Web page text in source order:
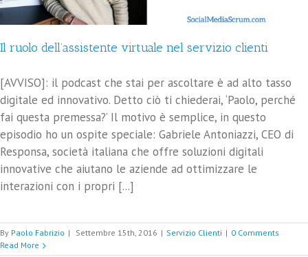
Il ruolo dell’assistente virtuale nel servizio clienti
[AVVISO]: il podcast che stai per ascoltare è ad alto tasso
digitale ed innovativo. Detto ciò ti chiederai, ‘Paolo, perché
fai questa premessa?’ Il motivo è semplice, in questo
episodio ho un ospite speciale: Gabriele Antoniazzi, CEO di
Responsa, società italiana che offre soluzioni digitali
innovative che aiutano le aziende ad ottimizzare le
interazioni con i propri [...]
By Paolo Fabrizio | Settembre 15th, 2016 | Servizio Clienti | 0 Comments
Read More